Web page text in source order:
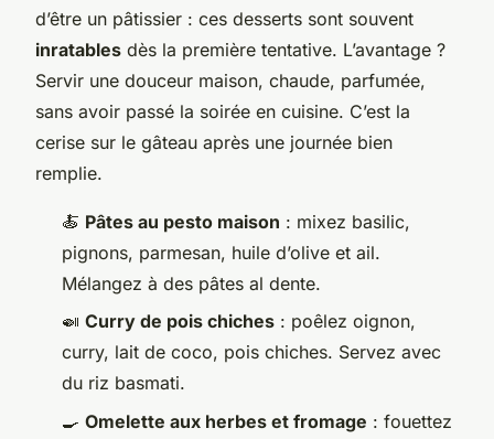
d’être un pâtissier : ces desserts sont souvent
inratables dès la première tentative. L’avantage ?
Servir une douceur maison, chaude, parfumée,
sans avoir passé la soirée en cuisine. C’est la
cerise sur le gâteau après une journée bien
remplie.
🍝 Pâtes au pesto maison : mixez basilic,
pignons, parmesan, huile d’olive et ail.
Mélangez à des pâtes al dente.
🍛 Curry de pois chiches : poêlez oignon,
curry, lait de coco, pois chiches. Servez avec
du riz basmati.
🍳 Omelette aux herbes et fromage : fouettez